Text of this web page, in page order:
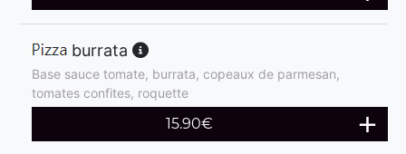
burrata
Base sauce tomate, burrata, copeaux de parmesan,
tomates confites, roquette
15.90€